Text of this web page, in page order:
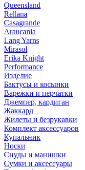
Queensland
Rellana
Casagrande
Araucania
Lang Yarns
Mirasol
Erika Knight
Performance
Изделие
Бактусы и косынки
Варежки и перчатки
Джемпер, кардиган
Жаккард
Жилеты и безрукавки
Комплект аксессуаров
Купальник
Носки
Снуды и манишки
Сумки и аксессуары